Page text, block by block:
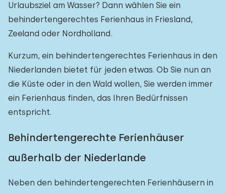
Urlaubsziel am Wasser? Dann wählen Sie ein
behindertengerechtes Ferienhaus in Friesland,
Zeeland oder Nordholland.
Kurzum, ein behindertengerechtes Ferienhaus in den
Niederlanden bietet für jeden etwas. Ob Sie nun an
die Küste oder in den Wald wollen, Sie werden immer
ein Ferienhaus finden, das Ihren Bedürfnissen
entspricht.
Behindertengerechte Ferienhäuser
außerhalb der Niederlande
Neben den behindertengerechten Ferienhäusern in